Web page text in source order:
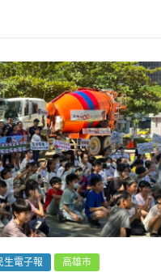
生電子報 高雄市